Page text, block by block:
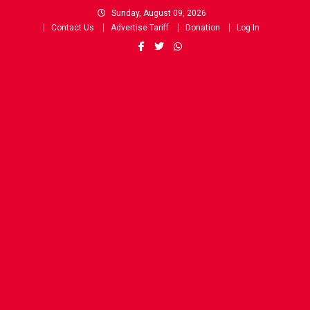
Sunday, August 09, 2026
Contact Us
Advertise Tariff Donation Log In